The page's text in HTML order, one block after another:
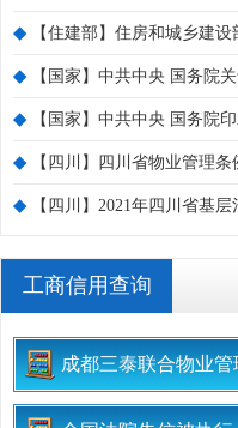
版）
◆ 【住建部】住房和城乡建
部2022年信用体系建设工作要
◆ 【国家】中共中央 国务院
一大市场的意见
◆ 【国家】中共中央 国务院
例》
◆ 【四川】四川省物业管理条
◆ 【四川】2021年四川省基
工商信用查询
成都三泰联合物业